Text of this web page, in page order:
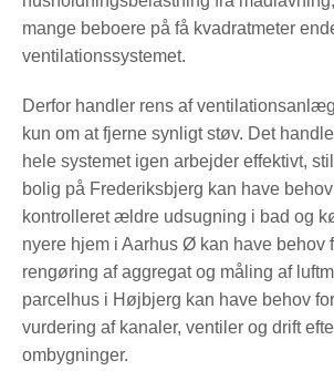
mange beboere på få kvadratmeter
ventilationssystemet.
Derfor handler rens af
kun om at fjerne synligt støv. Det
hele systemet igen arbejder effektivt,
bolig på Frederiksbjerg kan have behov
kontrolleret ældre udsugning i bad og
nyere hjem i Aarhus Ø kan have behov
rengøring af aggregat og måling af
parcelhus i Højbjerg kan have behov
vurdering af kanaler, ventiler og drift
ombygninger.